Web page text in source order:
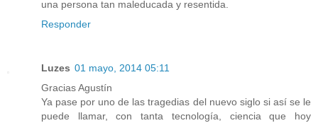
una persona tan maleducada y resentida.
Responder
Luzes 01 mayo, 2014 05:11
Gracias Agustín
Ya pase por uno de las tragedias del nuevo siglo si así se le
puede llamar, con tanta tecnología, ciencia que hoy